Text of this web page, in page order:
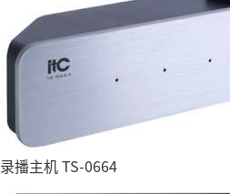
录播主机 TS-0664